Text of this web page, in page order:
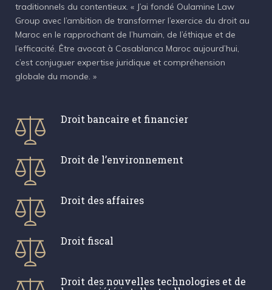
traditionnels du contentieux. « J’ai fondé Oulamine Law
Group avec l’ambition de transformer l’exercice du droit au
Maroc en le rapprochant de l’humain, de l’éthique et de
l’efficacité. Être avocat à Casablanca Maroc aujourd’hui,
c’est conjuguer expertise juridique et compréhension
globale du monde. »
Droit bancaire et financier
Droit de l’environnement
Droit des affaires
Droit fiscal
Droit des nouvelles technologies et de